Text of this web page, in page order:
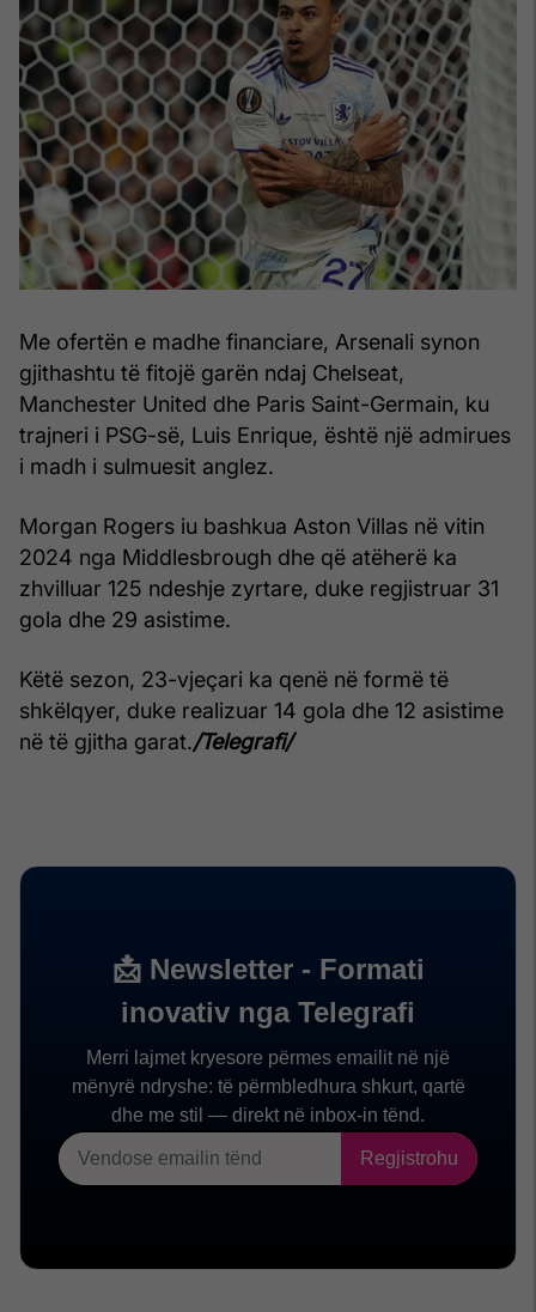
Me ofertën e madhe financiare, Arsenali synon
gjithashtu të fitojë garën ndaj Chelseat,
Manchester United dhe Paris Saint-Germain, ku
trajneri i PSG-së, Luis Enrique, është një admirues
i madh i sulmuesit anglez.
Morgan Rogers iu bashkua Aston Villas në vitin
2024 nga Middlesbrough dhe që atëherë ka
zhvilluar 125 ndeshje zyrtare, duke regjistruar 31
gola dhe 29 asistime.
Këtë sezon, 23-vjeçari ka qenë në formë të
shkëlqyer, duke realizuar 14 gola dhe 12 asistime
në të gjitha garat./Telegrafi/